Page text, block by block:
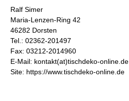
Ralf Simer
Maria-Lenzen-Ring 42
46282 Dorsten
Tel.: 02362-201497
Fax: 03212-2014960
E-Mail: kontakt(at)tischdeko-online.de
Site: https://www.tischdeko-online.de